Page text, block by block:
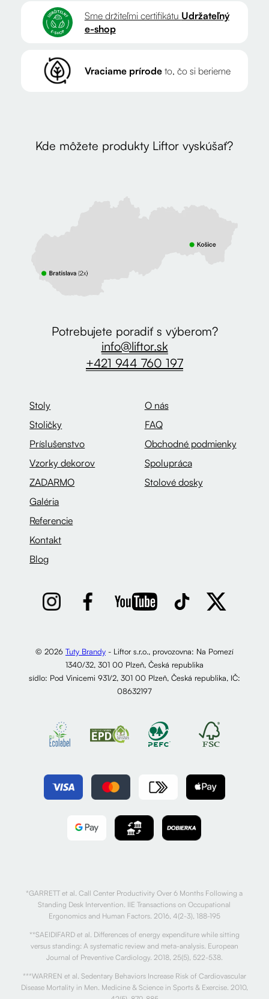
Sme držiteľmi certifikátu Udržateľný
e-shop
Vraciame prírodeto, čo si berieme
Kde môžete produkty Liftor vyskúšať?
Stoly
Stoličky
Príslušenstvo
Vzorky dekorov
ZADARMO
Galéria
Referencie
Kontakt
Blog
O nás
FAQ
Obchodné podmienky
Spolupráca
Stolové dosky
Potrebujete poradiť s výberom?
info@liftor.sk
+421 944 760 197
© 2026 Tuty Brandy- Liftor s.r.o., provozovna: Na Pomezí
1340/32, 301 00 Plzeň, Česká republika
sídlo: Pod Vinicemi 931/2, 301 00 Plzeň, Česká republika, IČ:
08632197
*GARRETT et al. Call Center Productivity Over 6 Months Following a
Standing Desk Intervention. IIE Transactions on Occupational
Ergonomics and Human Factors. 2016, 4(2-3), 188-195
**SAEIDIFARD et al. Differences of energy expenditure while sitting
versus standing: A systematic review and meta-analysis. European
Journal of Preventive Cardiology. 2018, 25(5), 522-538.
***WARREN et al. Sedentary Behaviors Increase Risk of Cardiovascular
Disease Mortality in Men. Medicine & Science in Sports & Exercise. 2010,